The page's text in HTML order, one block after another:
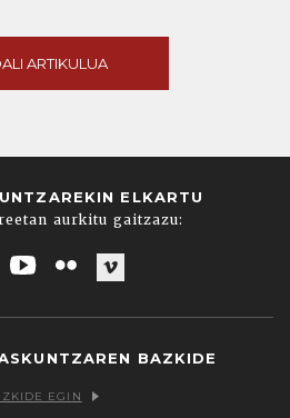
ARTIKULUA
ELKARTU
aurkitu gaitzazu:
BAZKIDE
EGIN